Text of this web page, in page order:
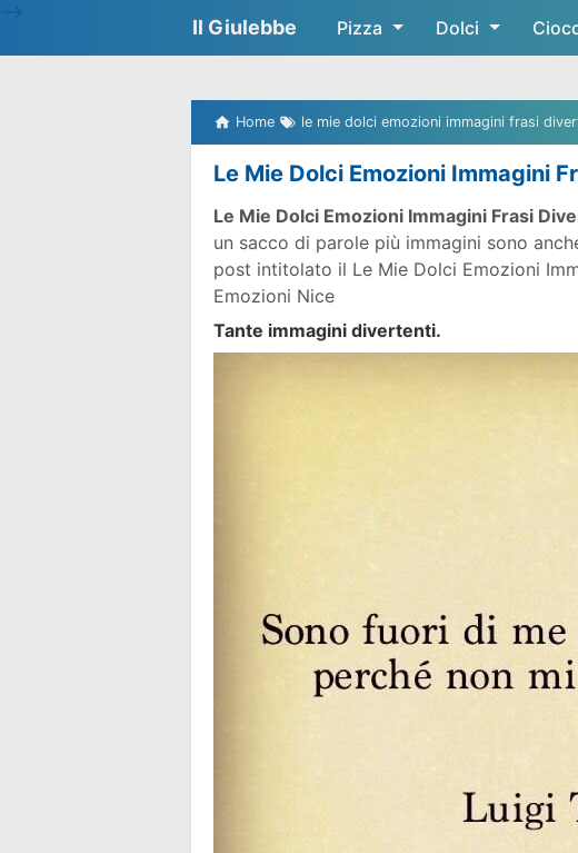
Il Giulebbe Pizza Dolci
Home le mie dolci emozioni immagini frasi
Le Mie Dolci Emozioni Immagini
Le Mie Dolci Emozioni Immagini Frasi
un sacco di parole più immagini sono
post intitolato il Le Mie Dolci Emozioni
Emozioni Nice
Tante immagini divertenti.